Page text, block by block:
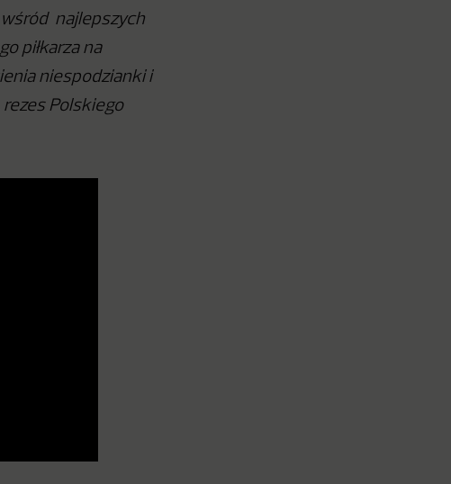
wśród najlepszych
piłkarza na
niespodzianki i
Polskiego